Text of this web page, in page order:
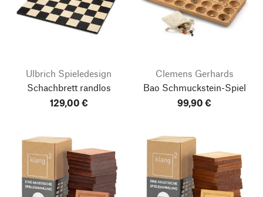
Ulbrich Spieledesign
Schachbrett randlos
129,00 €
Clemens Gerhards
Bao Schmuckstein-Spiel
99,90 €